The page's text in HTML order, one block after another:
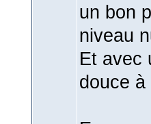
un bon
niveau
Et avec
douce